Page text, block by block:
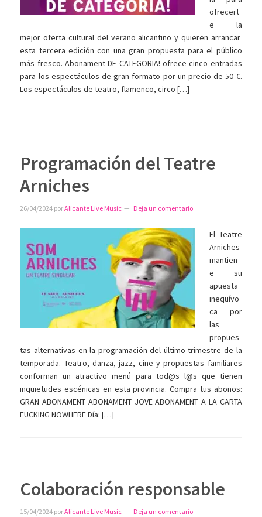
ofrecert
e la
mejor oferta cultural del verano alicantino y quieren arrancar
esta tercera edición con una gran propuesta para el público
más fresco. Abonament DE CATEGORIA! ofrece cinco entradas
para los espectáculos de gran formato por un precio de 50 €.
Los espectáculos de teatro, flamenco, circo […]
Programación del Teatre
Arniches
26/04/2024 porAlicante Live Music Deja un comentario
El Teatre
Arniches
mantien
e su
apuesta
inequívo
ca por
las
propues
tas alternativas en la programación del último trimestre de la
temporada. Teatro, danza, jazz, cine y propuestas familiares
conforman un atractivo menú para tod@s l@s que tienen
inquietudes escénicas en esta provincia. Compra tus abonos:
GRAN ABONAMENT ABONAMENT JOVE ABONAMENT A LA CARTA
FUCKING NOWHERE Día: […]
Colaboración responsable
15/04/2024 porAlicante Live Music Deja un comentario